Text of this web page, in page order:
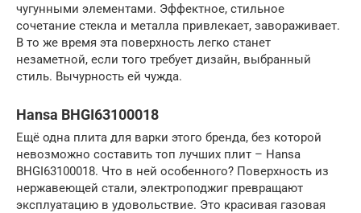
чугунными элементами. Эффектное, стильное
сочетание стекла и металла привлекает, завораживает.
В то же время эта поверхность легко станет
незаметной, если того требует дизайн, выбранный
стиль. Вычурность ей чужда.
Hansa BHGI63100018
Ещё одна плита для варки этого бренда, без которой
невозможно составить топ лучших плит – Hansa
BHGI63100018. Что в ней особенного? Поверхность из
нержавеющей стали, электроподжиг превращают
эксплуатацию в удовольствие. Это красивая газовая